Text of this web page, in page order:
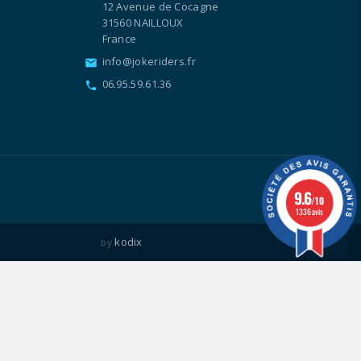
12 Avenue de Cocagne
31560 NAILLOUX
France
email info@jokeriders.fr
call 06.95.59.61.36
by kodix
9.6/10
1336 avis